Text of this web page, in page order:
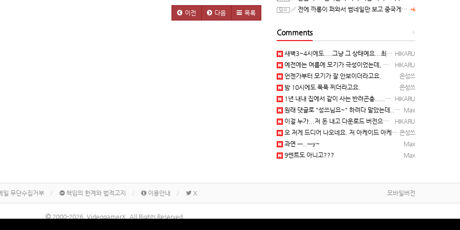
이전 다음 목록 +6
전에 까롱이 퍼와서 썸네일만 보고 중국게임?으로 오해했던
+
Comments
HIKARU
새벽3~4시에도....그냥 그 상태예요...최근 1주일은....
HIKARU
예전에는 여름에 모기가 극성이었는데, 여름에는 안나오는 것 같은.....ㅎ ㅎ)
은성쓰
언젠가부터 모기가 잘 안보이더라고요.
은성쓰
밤 10시에도 푹푹 찌더라고요.
HIKARU
1년 내내 집에서 같이 사는 반려곤충.....이죠...
Max
원래 댓글로 "성쓰님요~" 하려다 말았는데... 본인 등판 ㅡ..ㅡy~
HIKARU
이걸 누가...저 돈 내고 다운로드 버전으로 하냐... 성쓰님이 계셨다!!!...
은성쓰
오 저게 드디어 나오네요. 저 아케이드 아케이브즈 게임 많이 샀는데요 ㅎㅎㅎ
Max
과연 ㅡ..ㅡy~
Max
9쎈트도 아니고???
일 무단수집거부 책임의 한계와 법적고지 이용안내 X 모바일버전
2000-2026, VideogamerX. All Rights Reserved.